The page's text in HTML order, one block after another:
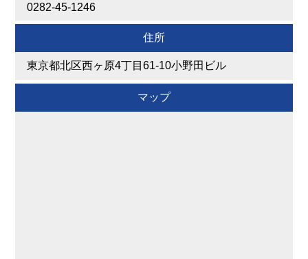
0282-45-1246
住所
東京都北区西ヶ原4丁目61-10小野田ビル
マップ